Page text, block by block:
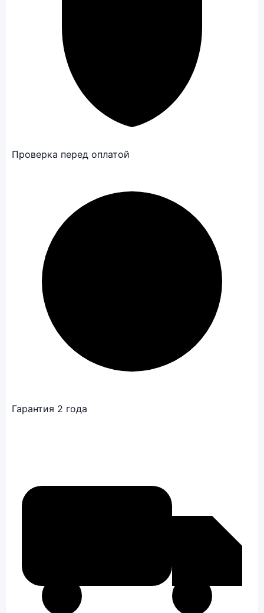
Проверка перед оплатой
Гарантия 2 года